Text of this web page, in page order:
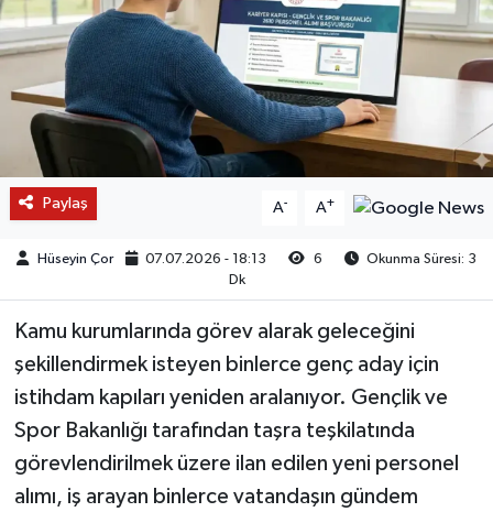
Paylaş A- A+
Hüseyin Çor 07.07.2026 - 18:13 6
Okunma Süresi: 3
Dk
Kamu kurumlarında görev alarak geleceğini
şekillendirmek isteyen binlerce genç aday için
istihdam kapıları yeniden aralanıyor. Gençlik ve
Spor Bakanlığı tarafından taşra teşkilatında
görevlendirilmek üzere ilan edilen yeni personel
alımı, iş arayan binlerce vatandaşın gündem